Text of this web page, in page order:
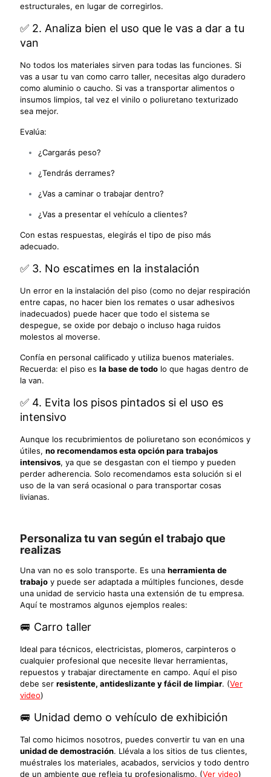
estructurales, en lugar de corregirlos.
✅ 2. Analiza bien el uso que le vas a dar a tu
van
No todos los materiales sirven para todas las funciones. Si
vas a usar tu van como carro taller, necesitas algo duradero
como aluminio o caucho. Si vas a transportar alimentos o
insumos limpios, tal vez el vinilo o poliuretano texturizado
sea mejor.
Evalúa:
¿Cargarás peso?
¿Tendrás derrames?
¿Vas a caminar o trabajar dentro?
¿Vas a presentar el vehículo a clientes?
Con estas respuestas, elegirás el tipo de piso más
adecuado.
✅ 3. No escatimes en la instalación
Un error en la instalación del piso (como no dejar respiración
entre capas, no hacer bien los remates o usar adhesivos
inadecuados) puede hacer que todo el sistema se
despegue, se oxide por debajo o incluso haga ruidos
molestos al moverse.
Confía en personal calificado y utiliza buenos materiales.
Recuerda: el piso es la base de todo lo que hagas dentro de
la van.
✅ 4. Evita los pisos pintados si el uso es
intensivo
Aunque los recubrimientos de poliuretano son económicos y
útiles, no recomendamos esta opción para trabajos
intensivos, ya que se desgastan con el tiempo y pueden
perder adherencia. Solo recomendamos esta solución si el
uso de la van será ocasional o para transportar cosas
livianas.
Personaliza tu van según el trabajo que
realizas
Una van no es solo transporte. Es una herramienta de
trabajo y puede ser adaptada a múltiples funciones, desde
una unidad de servicio hasta una extensión de tu empresa.
Aquí te mostramos algunos ejemplos reales:
🚐 Carro taller
Ideal para técnicos, electricistas, plomeros, carpinteros o
cualquier profesional que necesite llevar herramientas,
repuestos y trabajar directamente en campo. Aquí el piso
debe ser resistente, antideslizante y fácil de limpiar. (Ver
video)
🚐 Unidad demo o vehículo de exhibición
Tal como hicimos nosotros, puedes convertir tu van en una
unidad de demostración. Llévala a los sitios de tus clientes,
muéstrales los materiales, acabados, servicios y todo dentro
de un ambiente que refleja tu profesionalismo. (Ver video)